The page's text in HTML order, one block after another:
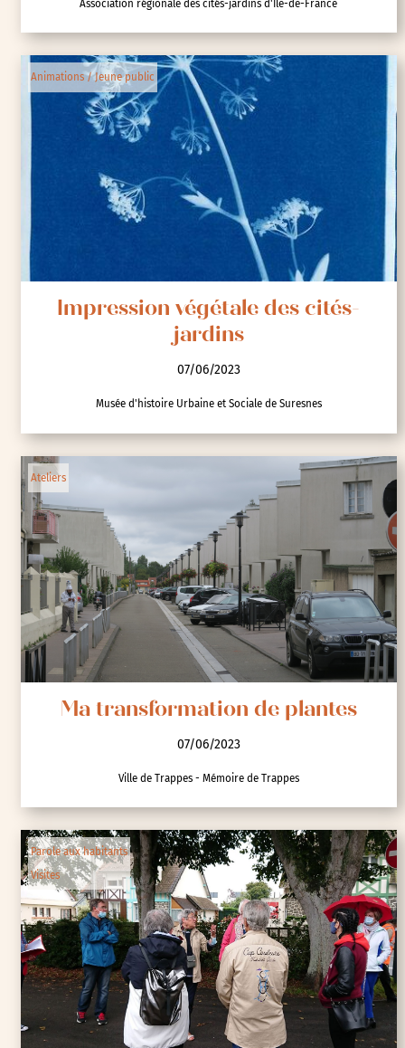
Association régionale des cités-jardins d'Île-de-France
Animations / Jeune public
Impression végétale des cités-
jardins
07/06/2023
Musée d'histoire Urbaine et Sociale de Suresnes
Ateliers
Ma transformation de plantes
07/06/2023
Ville de Trappes - Mémoire de Trappes
Parole aux habitants
Visites